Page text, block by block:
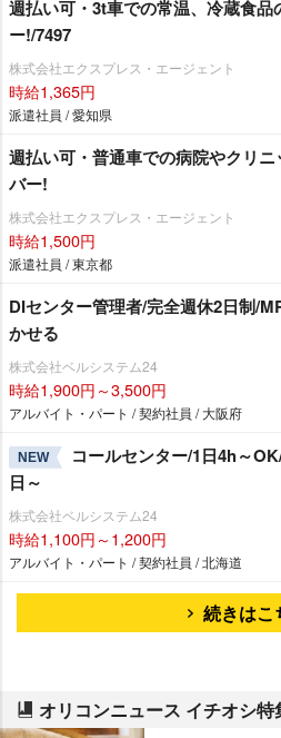
週払い可・3t車での常温、冷蔵食
ー!/7497
株式会社エクスプレス・エージェント
時給1,365円
派遣社員 / 愛知県
週払い可・普通車での病院やクリ
バー!
株式会社エクスプレス・エージェント
時給1,500円
派遣社員 / 東京都
DIセンター管理者/完全週休2日制/
かせる
株式会社ベルシステム24
時給1,900円～3,500円
アルバイト・パート / 契約社員 / 大阪府
NEW
コールセンター/1日4h～
日～
株式会社ベルシステム24
時給1,100円～1,200円
アルバイト・パート / 契約社員 / 北海道
続きはこ
オリコンニュース イチオシ特